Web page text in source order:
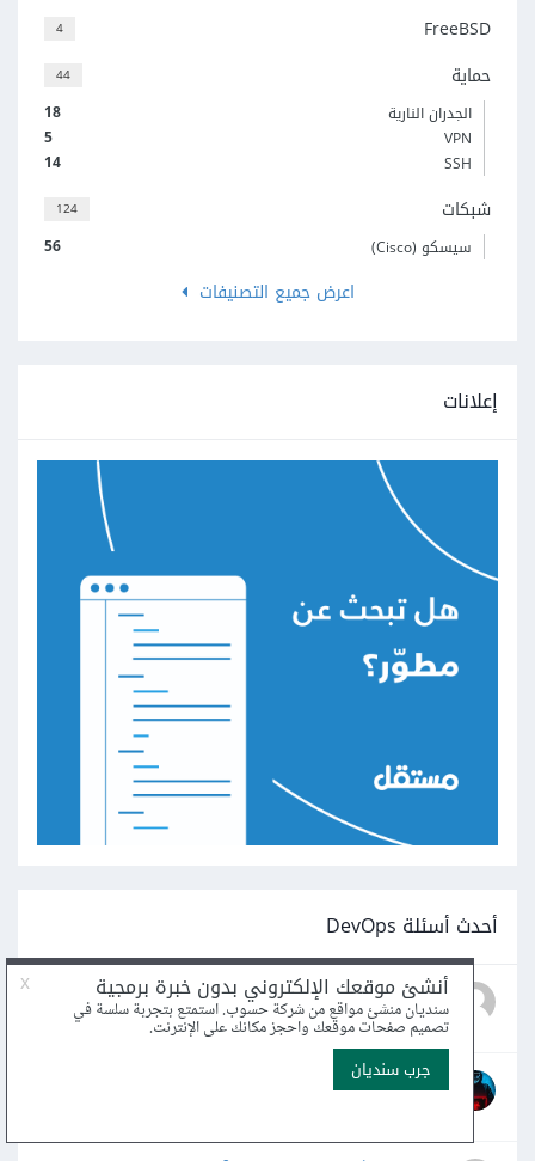
4 FreeBSD
44 حماية
18
الجدران النارية
5
VPN
14
SSH
124 شبكات
56 سيسكو (Cisco)
اعرض جميع التصنيفات
إعلانات
أحدث أسئلة DevOps
1
ما هي المشكلات الأمنية في الحوسبة السحابية؟
محمد فائز العامري2 · نشر
16 سبتمبر 2025
2
لماذا لا يوجد تطبيقات عملية؟